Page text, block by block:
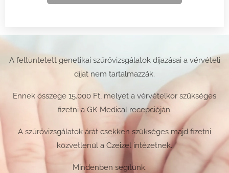
A feltüntetett genetikai szűrővizsgálatok díjazásai a vérvételi
díjat nem tartalmazzák.
Ennek összege 15.000 Ft, melyet a vérvételkor szükséges
fizetni a GK Medical recepcióján.
A szűrővizsgálatok árát csekken szükséges majd fizetni
közvetlenül a Czeizel intézetnek.
Mindenben segítünk.🙂